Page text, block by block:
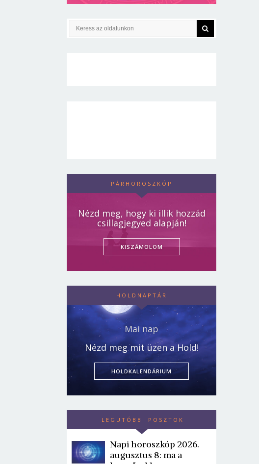
PÁRHOROSZKÓP
Nézd meg, hogy ki illik hozzád
csillagjegyed alapján!
KISZÁMOLOM
HOLDNAPTÁR
Mai nap
Nézd meg mit üzen a Hold!
HOLDKALENDÁRIUM
LEGUTÓBBI POSZTOK
Napi horoszkóp 2026.
augusztus 8: ma a